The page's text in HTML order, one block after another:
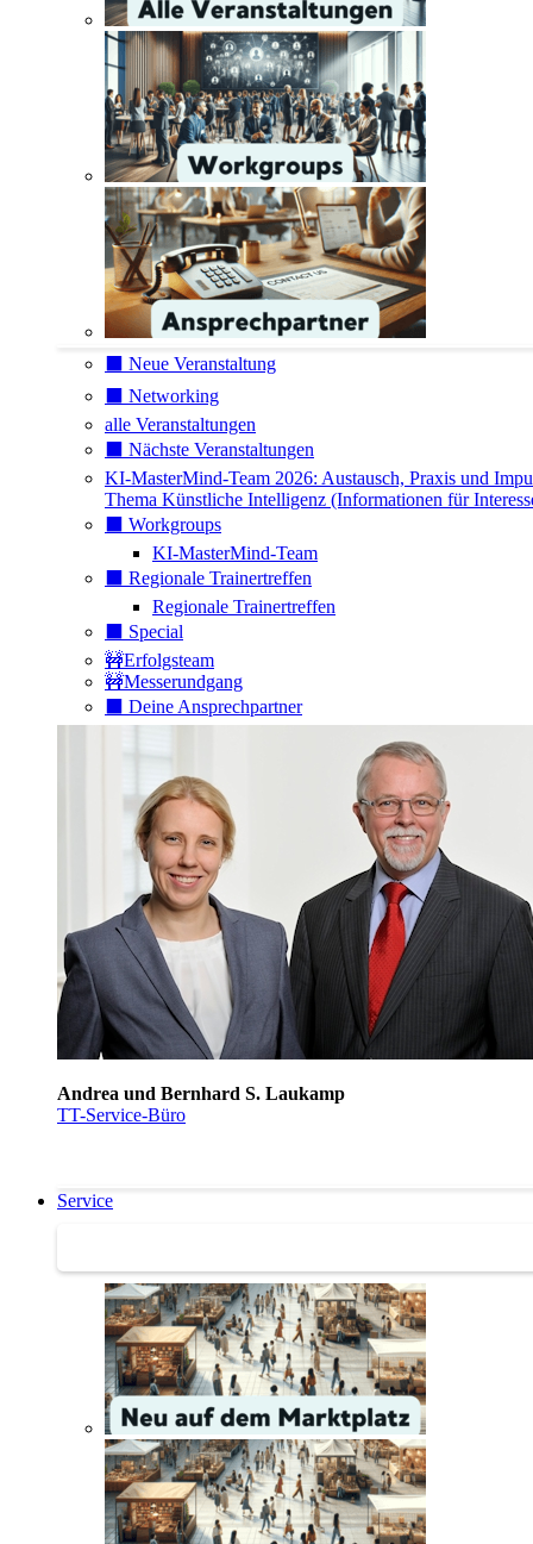
⬛️ Neue Veranstaltung
⬛️ Networking
alle Veranstaltungen
⬛️ Nächste Veranstaltungen
KI-MasterMind-Team 2026: Austausch, Praxis und
Thema Künstliche Intelligenz (Informationen für
⬛️ Workgroups
KI-MasterMind-Team
⬛️ Regionale Trainertreffen
Regionale Trainertreffen
⬛️ Special
🚧Erfolgsteam
🚧Messerundgang
⬛️ Deine Ansprechpartner
Andrea und Bernhard S. Laukamp
TT-Service-Büro
Service